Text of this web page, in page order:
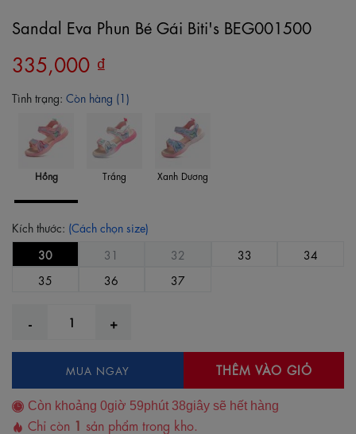
Sandal Eva Phun Bé Gái Biti's BEG001500
335,000 ₫
Tình trạng: Còn hàng (1)
Hồng Trắng Xanh Dương
Kích thước: (Cách chọn size)
30
31 32 33
34
35
36 37
MUA NGAY THÊM VÀO GIỎ
Còn khoảng 0giờ 59phút 38giây sẽ hết hàng
Chỉ còn 1 sản phẩm trong kho.